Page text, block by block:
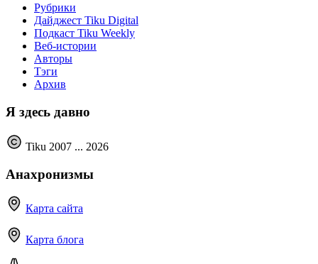
Рубрики
Дайджест Tiku Digital
Подкаст Tiku Weekly
Веб-истории
Авторы
Тэги
Архив
Я здесь давно
Tiku 2007 ... 2026
Анахронизмы
Карта сайта
Карта блога